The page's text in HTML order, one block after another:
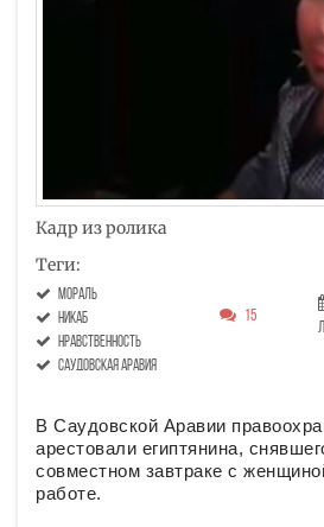
Кадр из ролика
Теги:
мораль
никаб
нравственность
саудовская аравия
15
В Саудовской Аравии
арестовали египтянина,
совместном завтраке с
работе.